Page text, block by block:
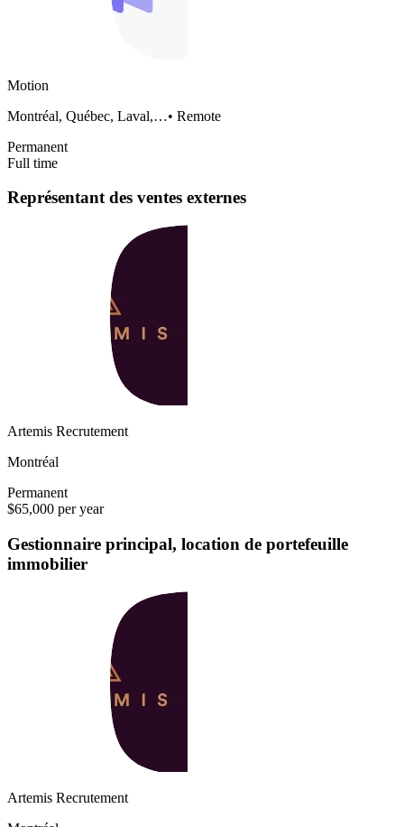
Motion
Montréal, Québec, Laval,…• Remote
Permanent
Full time
Représentant des ventes externes
Artemis Recrutement
Montréal
Permanent
$65,000 per year
Gestionnaire principal, location de portefeuille
immobilier
Artemis Recrutement